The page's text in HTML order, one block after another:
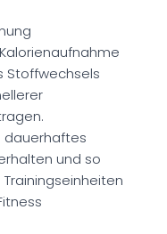
Stoffwechsels
dauerhaftes
und so